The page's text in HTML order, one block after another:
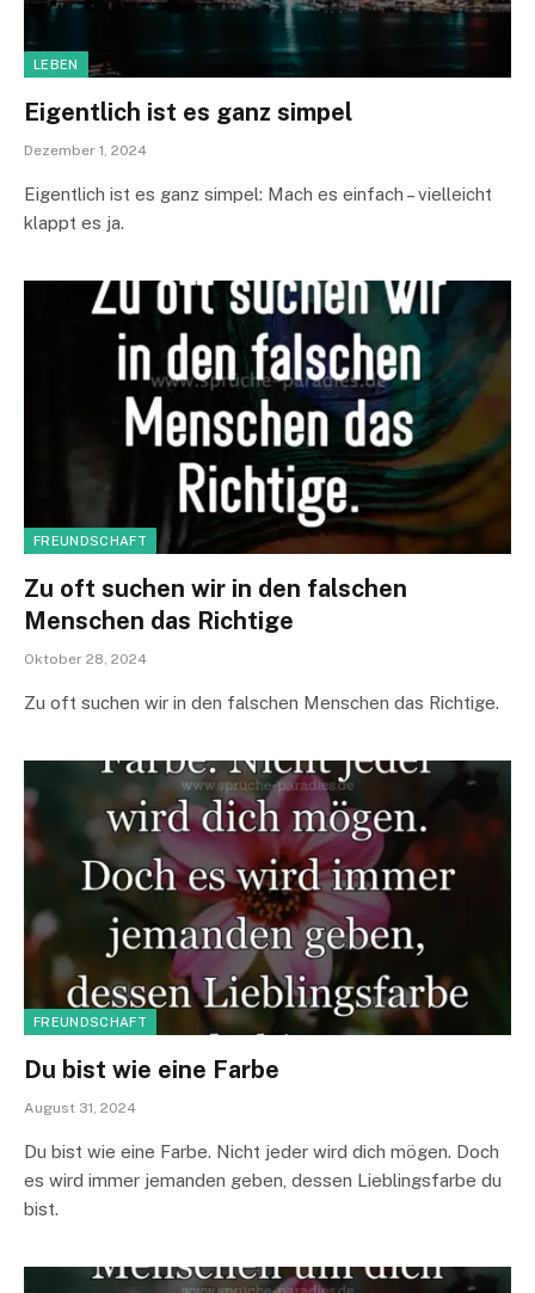
LEBEN
Eigentlich ist es ganz simpel
Dezember 1, 2024
Eigentlich ist es ganz simpel: Mach es einfach – vielleicht
klappt es ja.
FREUNDSCHAFT
Zu oft suchen wir in den falschen
Menschen das Richtige
Oktober 28, 2024
Zu oft suchen wir in den falschen Menschen das Richtige.
FREUNDSCHAFT
Du bist wie eine Farbe
August 31, 2024
Du bist wie eine Farbe. Nicht jeder wird dich mögen. Doch
es wird immer jemanden geben, dessen Lieblingsfarbe du
bist.